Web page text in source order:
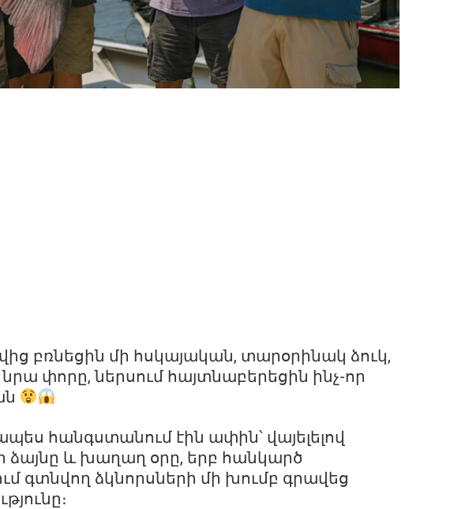
բռնեցին մի հսկայական, տարօրինակ ձուկ,
փորը, ներսում հայտնաբերեցին ինչ-որ
հանգստանում էին ափին՝ վայելելով
ձայնը և խաղաղ օրը, երբ հանկարծ
գտնվող ձկնորսների մի խումբ գրավեց